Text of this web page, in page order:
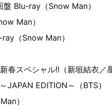
Blu-ray（Snow Man）
Man）
（Snow Man）
春スペシャル!!（新垣結衣／
JAPAN EDITION～（BTS）
）